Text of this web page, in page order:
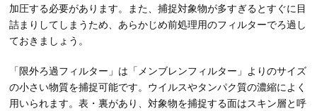
加圧する必要があります。また、捕捉対象物が多すぎるとすぐに目
詰まりしてしまうため、あらかじめ前処理用のフィルターでろ過し
ておきましょう。
「限外ろ過フィルター」は「メンブレンフィルター」よりのサイズ
の小さい物質を捕捉可能です。ウイルスやタンパク質の濃縮によく
用いられます。表・裏があり、対象物を捕捉する面はスキン層と呼